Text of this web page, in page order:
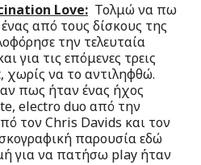
Love: Τολμώ να πω
από τους δίσκους της
την τελευταία
για τις επόμενες τρεις
χωρίς να το αντιληφθώ.
πως ήταν ένας ήχος
electro duo από την
τον Chris Davids και τον
παρουσία εδώ
για να πατήσω play ήταν